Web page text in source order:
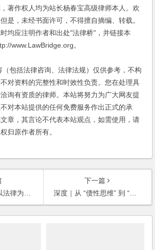
著作权人均为站长杨春宝高级律师本人。欢
是，未经书面许可，不得擅自摘编、转载。
均应注明作者和出处"法律桥"，并链接本
www.LawBridge.org。
括法律咨询、法律法规）仅供参考，不构
对资料的完整性和时效性负责。您在处理具
询有资质的律师。本站将努力为广大网友提
对本站提供的任何免费服务作出正式的承
章，其言论不代表本站观点，如需使用，请
归原作者所有。
理想的彼岸
下一篇
深度｜从 “债性思维” 到 “股权逻辑” AIC扩容与挑战